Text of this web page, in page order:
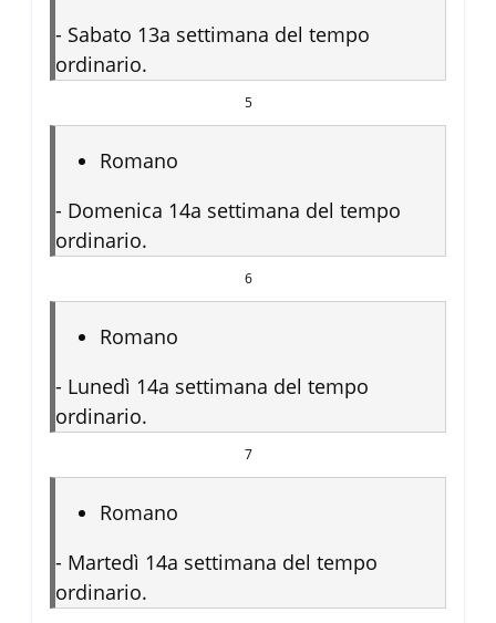
- Sabato 13a settimana del tempo
ordinario.
5
Romano
- Domenica 14a settimana del tempo
ordinario.
6
Romano
- Lunedì 14a settimana del tempo
ordinario.
7
Romano
- Martedì 14a settimana del tempo
ordinario.